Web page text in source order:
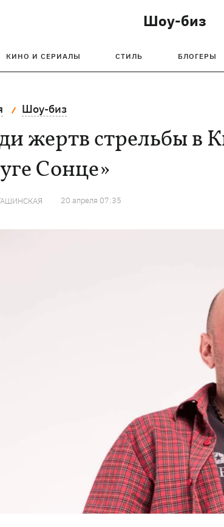
Шоу-биз
КИНО И СЕРИАЛЫ СТИЛЬ БЛОГЕРЫ
Шоу-биз
жертв стрельбы в
Сонце»
20 апреля 07:35